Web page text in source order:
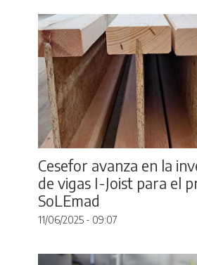
Cesefor avanza en la
de vigas I-Joist para el
SoLEmad
11/06/2025 - 09:07